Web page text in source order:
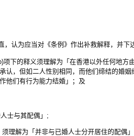
认为应当对《条例》作出补救解释，并下
项下的释义须理解为「在香港以外任何地
认，但如二人性别相同，而他们缔结的婚
他们有行为能力结婚」；及
士与其配偶」;
理解为「并非与已婚人士分开居住的配偶